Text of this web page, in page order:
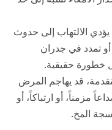
يؤدي الالتهاب إلى حدوث
تمدد في جدران
قد يهاجم المرض
مزمناً، أو ارتباكاً، أو
المخ.